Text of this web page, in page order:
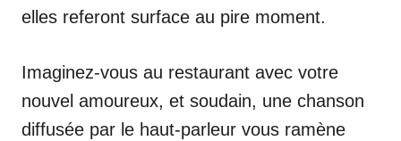
elles referont surface au pire moment.
Imaginez-vous au restaurant avec votre
nouvel amoureux, et soudain, une chanson
diffusée par le haut-parleur vous ramène